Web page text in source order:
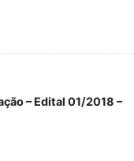
– Edital 01/2018 –